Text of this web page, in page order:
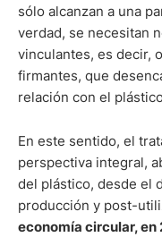
sólo alcanzan a una
verdad, se necesitan
vinculantes, es decir,
firmantes, que
relación con el
En este sentido, el
perspectiva integral,
del plástico, desde el
producción y post-
economía circular, en